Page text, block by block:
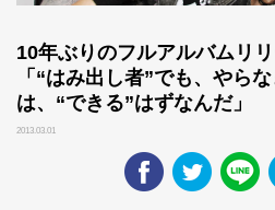
10年ぶりのフルアルバムリ
「“はみ出し者”でも、やら
は、“できる”はずなんだ」
2013.03.01